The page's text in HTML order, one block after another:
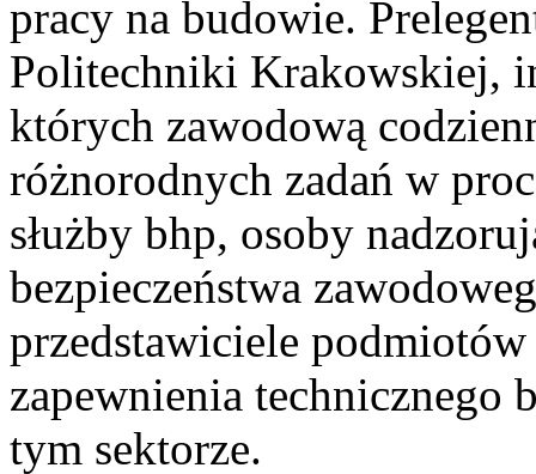
pracy na budowie.
Politechniki Krakowskiej,
których zawodową
różnorodnych zadań w
służby bhp, osoby
bezpieczeństwa
przedstawiciele
zapewnienia technicznego
tym sektorze.